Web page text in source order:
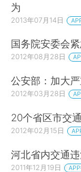
为
2013年07月14日
国务院安委会
2012年08月28日
公安部：加大
2012年03月28日
20个省区市交
2012年02月15日
河北省内交通
2011年12月19日